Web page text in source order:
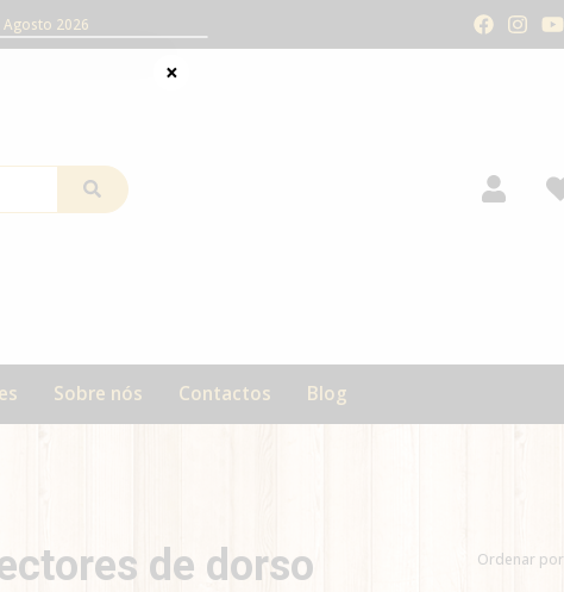
Agosto 2026
Sobre nós Contactos Blog
de dorso Ordenar por
×